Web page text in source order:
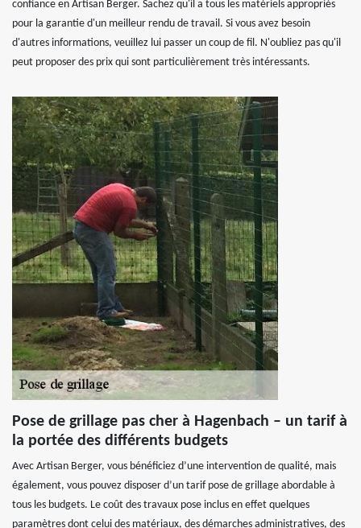
confiance en Artisan Berger. Sachez qu'il a tous les matériels appropriés
pour la garantie d'un meilleur rendu de travail. Si vous avez besoin
d'autres informations, veuillez lui passer un coup de fil. N'oubliez pas qu'il
peut proposer des prix qui sont particulièrement très intéressants.
Pose de grillage pas cher à Hagenbach – un tarif à
la portée des différents budgets
Avec Artisan Berger, vous bénéficiez d’une intervention de qualité, mais
également, vous pouvez disposer d’un tarif pose de grillage abordable à
tous les budgets. Le coût des travaux pose inclus en effet quelques
paramètres dont celui des matériaux, des démarches administratives, des